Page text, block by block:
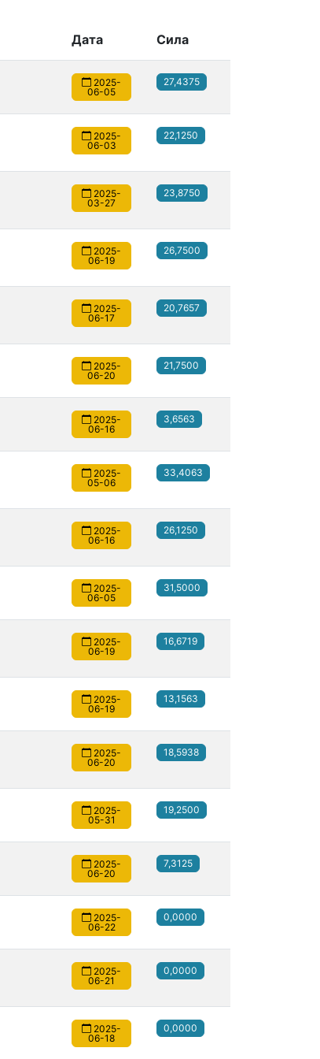
Дата Сила
2025-
06-05
27,4375
2025-
06-03
22,1250
2025-
03-27
23,8750
2025-
06-19
26,7500
2025-
06-17
20,7657
2025-
06-20
21,7500
2025-
06-16
3,6563
2025-
05-06
33,4063
2025-
06-16
26,1250
2025-
06-05
31,5000
2025-
06-19
16,6719
2025-
06-19
13,1563
2025-
06-20
18,5938
2025-
05-31
19,2500
2025-
06-20
7,3125
2025-
06-22
0,0000
2025-
06-21
0,0000
2025-
06-18
0,0000